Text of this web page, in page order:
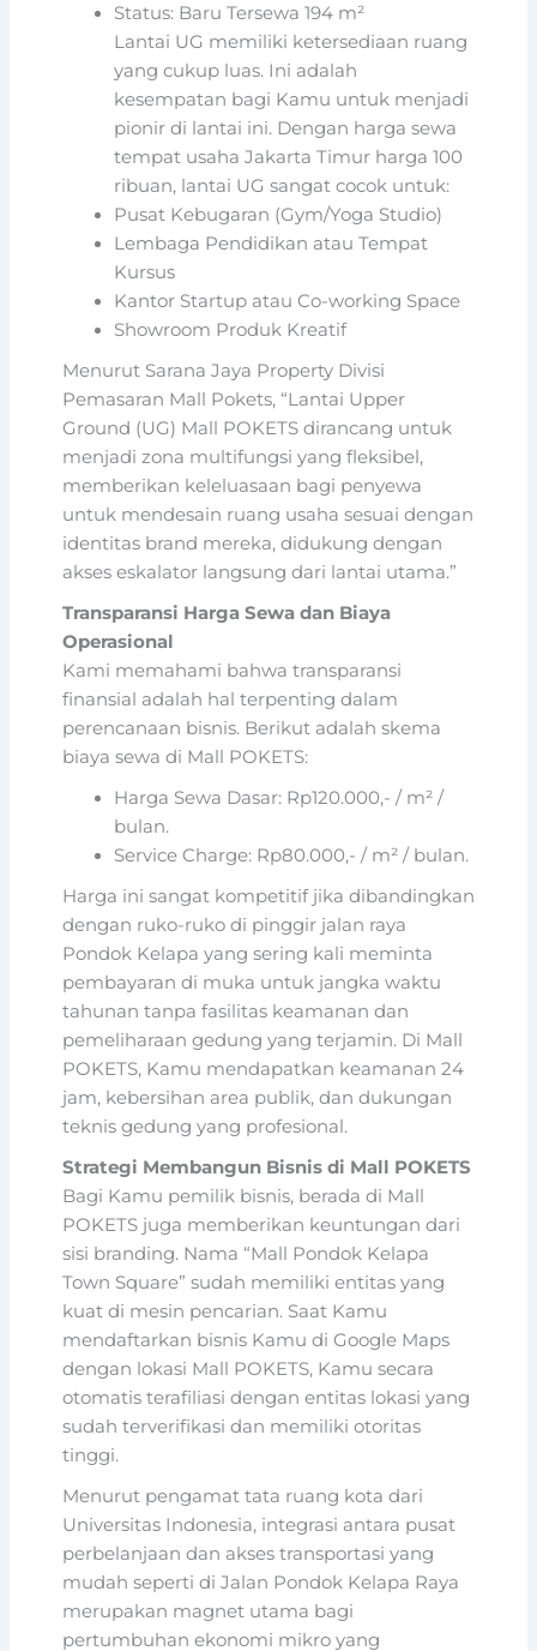
Status: Baru Tersewa 194 m²
Lantai UG memiliki ketersediaan ruang
yang cukup luas. Ini adalah
kesempatan bagi Kamu untuk menjadi
pionir di lantai ini. Dengan harga sewa
tempat usaha Jakarta Timur harga 100
ribuan, lantai UG sangat cocok untuk:
Pusat Kebugaran (Gym/Yoga Studio)
Lembaga Pendidikan atau Tempat
Kursus
Kantor Startup atau Co-working Space
Showroom Produk Kreatif
Menurut Sarana Jaya Property Divisi
Pemasaran Mall Pokets, “Lantai Upper
Ground (UG) Mall POKETS dirancang untuk
menjadi zona multifungsi yang fleksibel,
memberikan keleluasaan bagi penyewa
untuk mendesain ruang usaha sesuai dengan
identitas brand mereka, didukung dengan
akses eskalator langsung dari lantai utama.”
Transparansi Harga Sewa dan Biaya
Operasional
Kami memahami bahwa transparansi
finansial adalah hal terpenting dalam
perencanaan bisnis. Berikut adalah skema
biaya sewa di Mall POKETS:
Harga Sewa Dasar: Rp120.000,- / m² /
bulan.
Service Charge: Rp80.000,- / m² / bulan.
Harga ini sangat kompetitif jika dibandingkan
dengan ruko-ruko di pinggir jalan raya
Pondok Kelapa yang sering kali meminta
pembayaran di muka untuk jangka waktu
tahunan tanpa fasilitas keamanan dan
pemeliharaan gedung yang terjamin. Di Mall
POKETS, Kamu mendapatkan keamanan 24
jam, kebersihan area publik, dan dukungan
teknis gedung yang profesional.
Strategi Membangun Bisnis di Mall POKETS
Bagi Kamu pemilik bisnis, berada di Mall
POKETS juga memberikan keuntungan dari
sisi branding. Nama “Mall Pondok Kelapa
Town Square” sudah memiliki entitas yang
kuat di mesin pencarian. Saat Kamu
mendaftarkan bisnis Kamu di Google Maps
dengan lokasi Mall POKETS, Kamu secara
otomatis terafiliasi dengan entitas lokasi yang
sudah terverifikasi dan memiliki otoritas
tinggi.
Menurut pengamat tata ruang kota dari
Universitas Indonesia, integrasi antara pusat
perbelanjaan dan akses transportasi yang
mudah seperti di Jalan Pondok Kelapa Raya
merupakan magnet utama bagi
pertumbuhan ekonomi mikro yang